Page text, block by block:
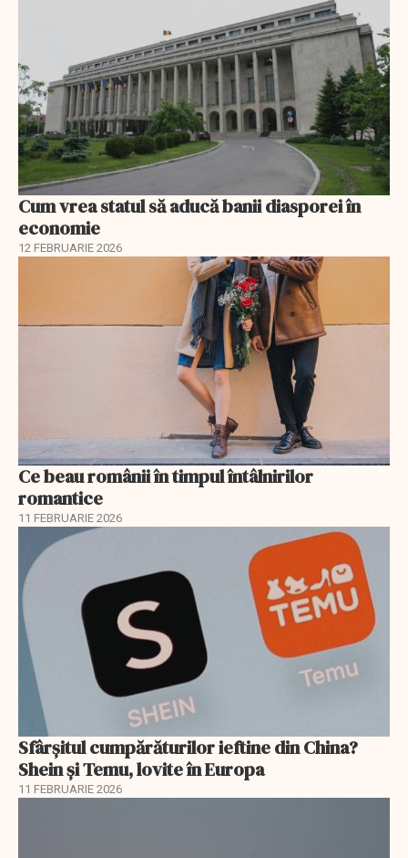
Cum vrea statul să aducă banii diasporei în
economie
12 FEBRUARIE 2026
Ce beau românii în timpul întâlnirilor
romantice
11 FEBRUARIE 2026
Sfârșitul cumpărăturilor ieftine din China?
Shein și Temu, lovite în Europa
11 FEBRUARIE 2026